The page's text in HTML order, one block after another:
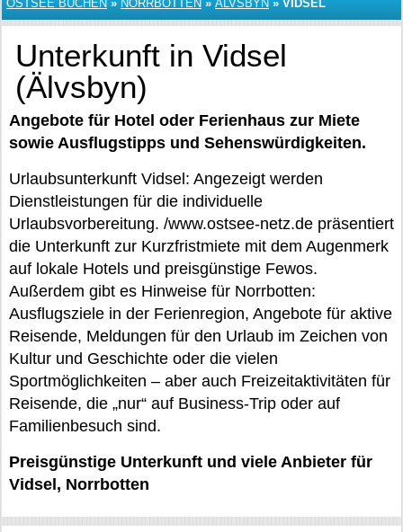
OSTSEE BUCHEN » NORRBOTTEN » ÄLVSBYN » VIDSEL
Unterkunft in Vidsel
(Älvsbyn)
Angebote für Hotel oder Ferienhaus zur Miete
sowie Ausflugstipps und Sehenswürdigkeiten.
Urlaubsunterkunft Vidsel: Angezeigt werden
Dienstleistungen für die individuelle
Urlaubsvorbereitung. /www.ostsee-netz.de präsentiert
die Unterkunft zur Kurzfristmiete mit dem Augenmerk
auf lokale Hotels und preisgünstige Fewos.
Außerdem gibt es Hinweise für Norrbotten:
Ausflugsziele in der Ferienregion, Angebote für aktive
Reisende, Meldungen für den Urlaub im Zeichen von
Kultur und Geschichte oder die vielen
Sportmöglichkeiten – aber auch Freizeitaktivitäten für
Reisende, die „nur“ auf Business-Trip oder auf
Familienbesuch sind.
Preisgünstige Unterkunft und viele Anbieter für
Vidsel, Norrbotten